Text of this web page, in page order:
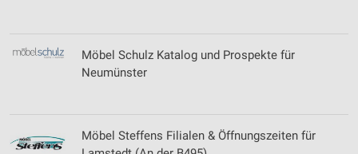
Möbel Schulz Katalog und Prospekte für
Neumünster
Möbel Steffens Filialen & Öffnungszeiten für
Notwendig